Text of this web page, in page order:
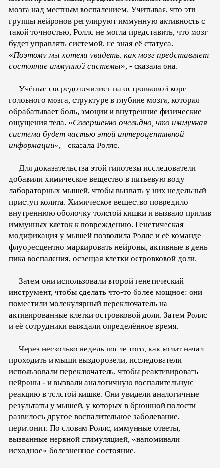
мозга над местным воспалением. Учитывая, что эти
группы нейронов регулируют иммунную активность с
такой точностью, Роллс не могла представить, что мозг
будет управлять системой, не зная её статуса.
«Поэтому мы хотели увидеть, как мозг представляет
состояние иммунной системы», - сказала она.
Учёные сосредоточились на островковой коре
головного мозга, структуре в глубине мозга, которая
обрабатывает боль, эмоции и внутренние физические
ощущения тела. «Совершенно очевидно, что иммунная
система будет частью этой интероцептивной
информации», - сказала Роллс.
Для доказательства этой гипотезы исследователи
добавили химическое вещество в питьевую воду
лабораторных мышей, чтобы вызвать у них недельный
приступ колита. Химическое вещество повредило
внутреннюю оболочку толстой кишки и вызвало прилив
иммунных клеток к повреждению. Генетическая
модификация у мышей позволила Роллс и её команде
флуоресцентно маркировать нейроны, активные в день
пика воспаления, освещая клетки островковой доли.
Затем они использовали второй генетический
инструмент, чтобы сделать что-то более мощное: они
поместили молекулярный переключатель на
активированные клетки островковой доли. Затем Роллс
и её сотрудники выждали определённое время.
Через несколько недель после того, как колит начал
проходить и мыши выздоровели, исследователи
использовали переключатель, чтобы реактивировать
нейроны - и вызвали аналогичную воспалительную
реакцию в толстой кишке. Они увидели аналогичные
результаты у мышей, у которых в брюшной полости
развилось другое воспалительное заболевание,
перитонит. По словам Роллс, иммунные ответы,
вызванные нервной стимуляцией, «напоминали
исходное» болезненное состояние.